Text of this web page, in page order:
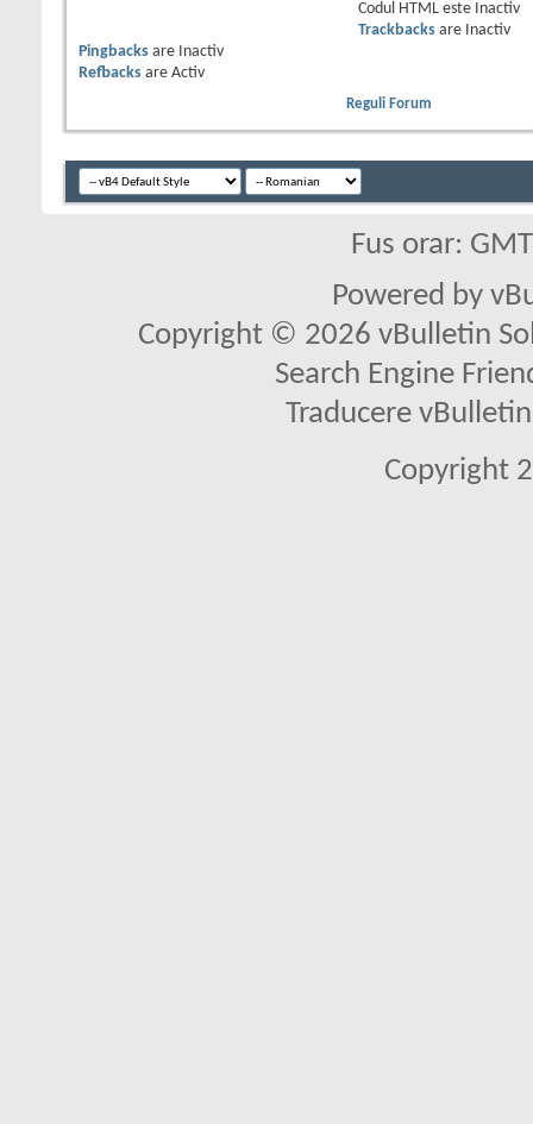
Codul HTML este
Inactiv
Trackbacksare
Inactiv
Pingbacks are
Inactiv
Refbacks are Activ
Reguli Forum
Fus orar:
Powered by
Copyright © 2026 vBulletin
Search Engine
Traducere
Copyright